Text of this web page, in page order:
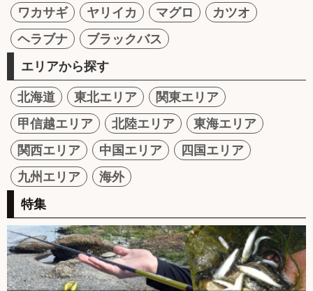
ワカサギ
ヤリイカ マグロ
カツオ
ヘラブナ
ブラックバス
エリアから探す
北海道 東北エリア
関東エリア
甲信越エリア
北陸エリア
東海エリア
関西エリア
中国エリア
四国エリア
九州エリア
海外
特集